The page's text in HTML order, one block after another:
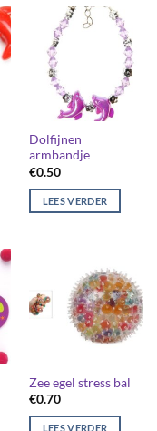
Dolfijnen
armbandje
€0.50
LEES VERDER
Zee egel stress bal
€0.70
LEES VERDER